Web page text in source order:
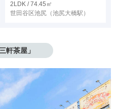
2LDK / 74.45㎡
世田谷区池尻 （池尻大橋駅）
軒茶屋」